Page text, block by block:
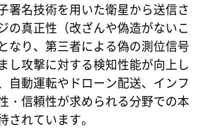
署名技術を用いた衛星から送信さ
の真正性（改ざんや偽造がないこ
なり、第三者による偽の測位信号
し攻撃に対する検知性能が向上し
自動運転やドローン配送、インフ
・信頼性が求められる分野での本
されています。